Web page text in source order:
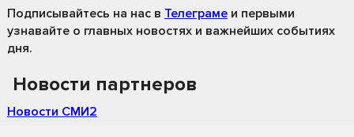
Подписывайтесь на нас в Телеграме и первыми
узнавайте о главных новостях и важнейших событиях
дня.
Новости партнеров
Новости СМИ2